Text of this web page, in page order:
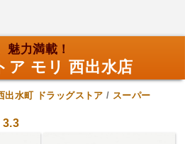
魅力満載！
ア モリ 西出水店
出水町 ドラッグストア / スーパー
3.3